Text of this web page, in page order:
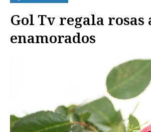
Gol Tv regala rosas
enamorados